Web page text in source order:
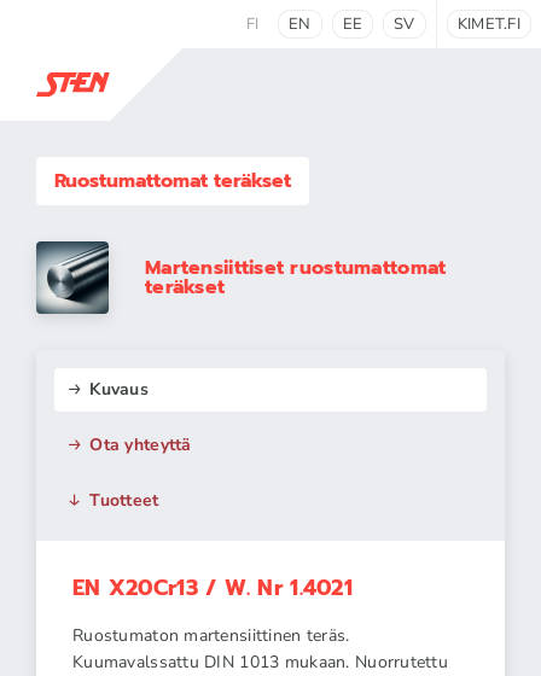
FI EN EE SV KIMET.FI
Ruostumattomat teräkset
Martensiittiset ruostumattomat
teräkset
Kuvaus
Ota yhteyttä
Tuotteet
EN X20Cr13 / W. Nr 1.4021
Ruostumaton martensiittinen teräs.
Kuumavalssattu DIN 1013 mukaan. Nuorrutettu